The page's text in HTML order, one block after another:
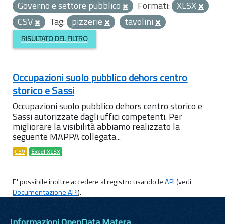
Governo e settore pubblico
Formati: XLSX
CSV
Tag: pizzerie tavolini
RISULTATO DEL FILTRO
Occupazioni suolo pubblico dehors centro
storico e Sassi
Occupazioni suolo pubblico dehors centro storico e
Sassi autorizzate dagli uffici competenti. Per
migliorare la visibilità abbiamo realizzato la
seguente MAPPA collegata...
CSV Excel XLSX
E' possibile inoltre accedere al registro usando leAPI(vedi
Documentazione API).